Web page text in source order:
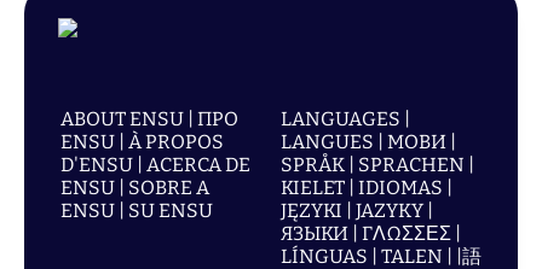
ABOUT ENSU | ПРО
ENSU | À PROPOS
D'ENSU | ACERCA DE
ENSU | SOBRE A
ENSU | SU ENSU
LANGUAGES |
LANGUES | МОВИ |
SPRÅK | SPRACHEN |
KIELET | IDIOMAS |
JĘZYKI | JAZYKY |
ЯЗЫКИ | ΓΛΩΣΣΕΣ |
LÍNGUAS | TALEN | |語